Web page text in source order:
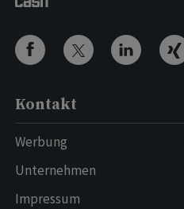
Kontakt
Werbung
Unternehmen
Impressum